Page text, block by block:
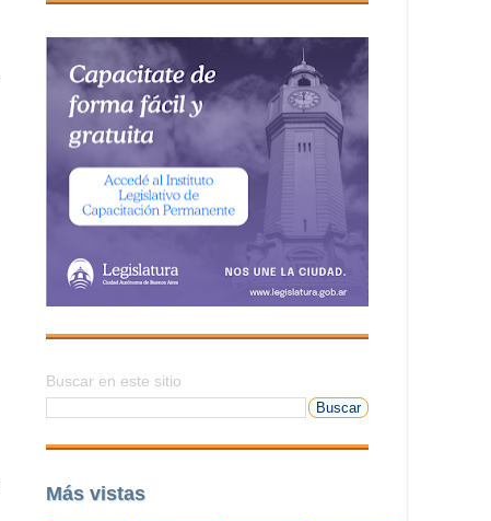
Buscar en este sitio
Más vistas